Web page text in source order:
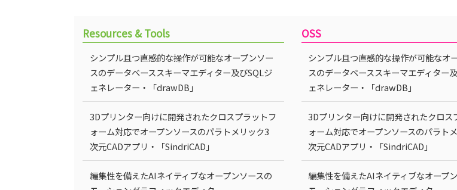
Resources & Tools
シンプル且つ直感的な操作が可能なオープンソー
スのデータベーススキーマエディター及びSQLジ
ェネレーター・「drawDB」
3Dプリンター向けに開発されたクロスプラットフ
ォーム対応でオープンソースのパラトメリック3
次元CADアプリ・「SindriCAD」
編集性を備えたAIネイティブなオープンソースの
OSS
シンプル且つ直感的な操作が可能なオ
スのデータベーススキーマエディター
ェネレーター・「drawDB」
3Dプリンター向けに開発されたクロス
ォーム対応でオープンソースのパラト
次元CADアプリ・「SindriCAD」
編集性を備えたAIネイティブなオープ